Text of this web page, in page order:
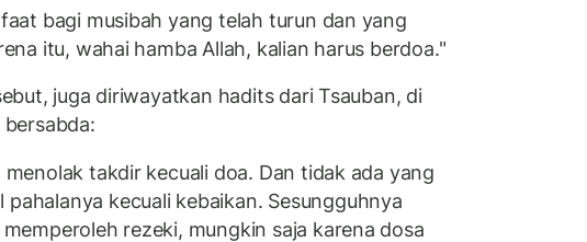
bagi musibah yang telah turun dan yang
itu, wahai hamba Allah, kalian harus berdoa."
juga diriwayatkan hadits dari Tsauban, di
bersabda:
takdir kecuali doa. Dan tidak ada yang
pahalanya kecuali kebaikan. Sesungguhnya
rezeki, mungkin saja karena dosa